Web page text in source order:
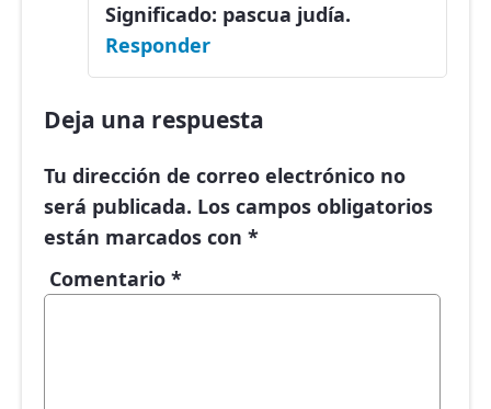
Significado: pascua judía.
Responder
Deja una respuesta
Tu dirección de correo electrónico no
será publicada. Los campos obligatorios
están marcados con *
Comentario *